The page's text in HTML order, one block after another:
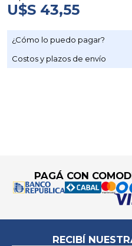
U$S 43,55
¿Cómo lo puedo pagar?
Costos y plazos de envío
PAGÁ CON
RECIBÍ